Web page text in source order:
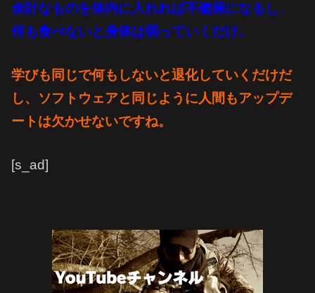
余計なものを体内に入れれば不健康になるし、
何も食べないと身体は弱っていくだけ。
学びも同じで何もしないと退化していくだけだ
し、 ソフトウェアと同じように人間もアップデ
ートは欠かせないですね。
[s_ad]